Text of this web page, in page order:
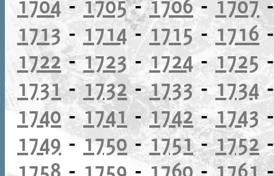
1713 - 1714- 1715-1716
1722-1723 - 1724-1725
1731-1732-1733 - 1734
1740 -1741-1742-1743
1749 -1750-1751-1752
1758 - 1759 -1760-1761